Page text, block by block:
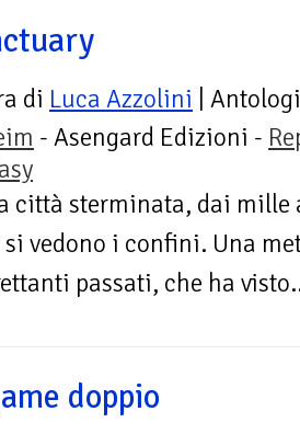
di Luca Azzolini |
- Asengard Edizioni -
città sterminata, dai
vedono i confini. Una
passati, che ha
doppio